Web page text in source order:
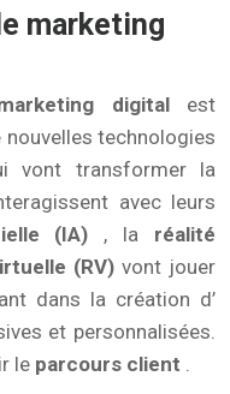
marketing
digital est
nouvelles technologies
vont transformer la
avec leurs
(IA) , la réalité
(RV) vont jouer
dans la création d’
et personnalisées.
le parcours client .